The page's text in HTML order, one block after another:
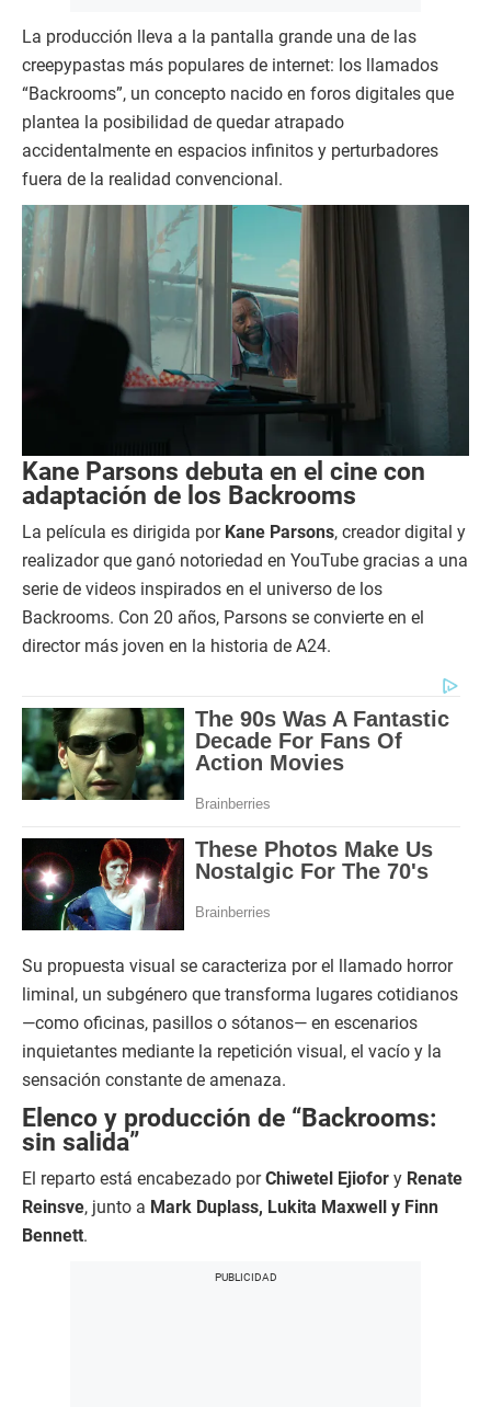
La producción lleva a la pantalla grande una de las
creepypastas más populares de internet: los llamados
“Backrooms”, un concepto nacido en foros digitales que
plantea la posibilidad de quedar atrapado
accidentalmente en espacios infinitos y perturbadores
fuera de la realidad convencional.
Kane Parsons debuta en el cine con
adaptación de los Backrooms
La película es dirigida por Kane Parsons, creador digital y
realizador que ganó notoriedad en YouTube gracias a una
serie de videos inspirados en el universo de los
Backrooms. Con 20 años, Parsons se convierte en el
director más joven en la historia de A24.
Su propuesta visual se caracteriza por el llamado horror
liminal, un subgénero que transforma lugares cotidianos
—como oficinas, pasillos o sótanos— en escenarios
inquietantes mediante la repetición visual, el vacío y la
sensación constante de amenaza.
Elenco y producción de “Backrooms:
sin salida”
El reparto está encabezado porChiwetel Ejiofor y Renate
Reinsve, junto a Mark Duplass, Lukita Maxwell y Finn
Bennett.